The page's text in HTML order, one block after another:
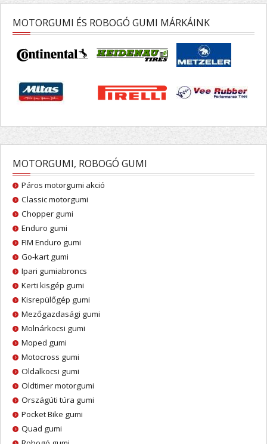
MOTORGUMI ÉS ROBOGÓ GUMI MÁRKÁINK
MOTORGUMI, ROBOGÓ GUMI
Páros motorgumi akció
Classic motorgumi
Chopper gumi
Enduro gumi
FIM Enduro gumi
Go-kart gumi
Ipari gumiabroncs
Kerti kisgép gumi
Kisrepülőgép gumi
Mezőgazdasági gumi
Molnárkocsi gumi
Moped gumi
Motocross gumi
Oldalkocsi gumi
Oldtimer motorgumi
Országúti túra gumi
Pocket Bike gumi
Quad gumi